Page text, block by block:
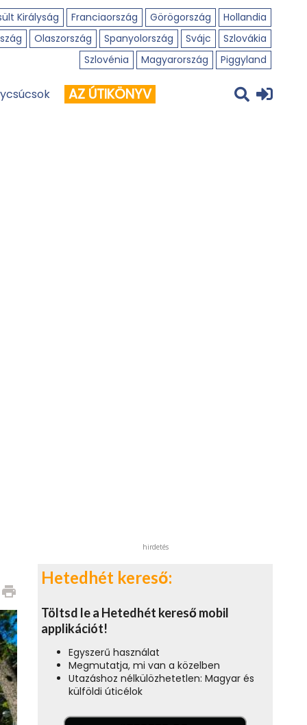
Királyság Franciaország Görögország
Hollandia
Olaszország Spanyolország Svájc
Szlovákia
Szlovénia
Magyarország Piggyland
AZ ÚTIKÖNYV
print
hirdetés
Hetedhét kereső:
Töltsd le a Hetedhét kereső mobil
applikációt!
Egyszerű használat
Megmutatja, mi van a közelben
Utazáshoz nélkülözhetetlen: Magyar és
külföldi úticélok